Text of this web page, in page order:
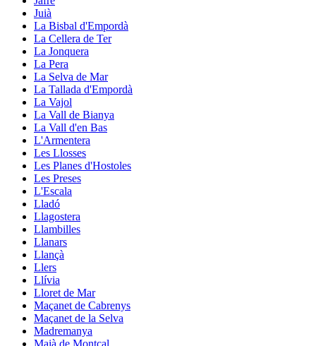
Juià
La Bisbal d'Empordà
La Cellera de Ter
La Jonquera
La Pera
La Selva de Mar
La Tallada d'Empordà
La Vajol
La Vall de Bianya
La Vall d'en Bas
L'Armentera
Les Llosses
Les Planes d'Hostoles
Les Preses
L'Escala
Lladó
Llagostera
Llambilles
Llanars
Llançà
Llers
Llívia
Lloret de Mar
Maçanet de Cabrenys
Maçanet de la Selva
Madremanya
Maià de Montcal